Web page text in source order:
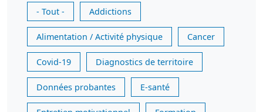
- Tout -
Addictions
Alimentation / Activité physique Cancer
Covid-19 Diagnostics de territoire
Données probantes E-santé